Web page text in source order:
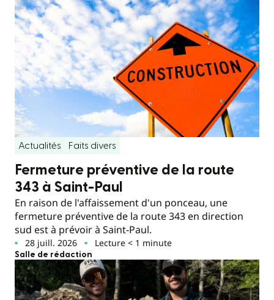
Actualités Faits divers
Fermeture préventive de la route
343 à Saint-Paul
En raison de l'affaissement d'un ponceau, une
fermeture préventive de la route 343 en direction
sud est à prévoir à Saint-Paul.
28 juill. 2026 Lecture < 1 minute
Salle de rédaction